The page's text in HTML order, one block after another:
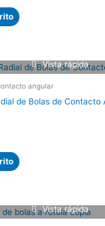
Vista rápida
angular
de Bolas de Contacto
Vista rápida